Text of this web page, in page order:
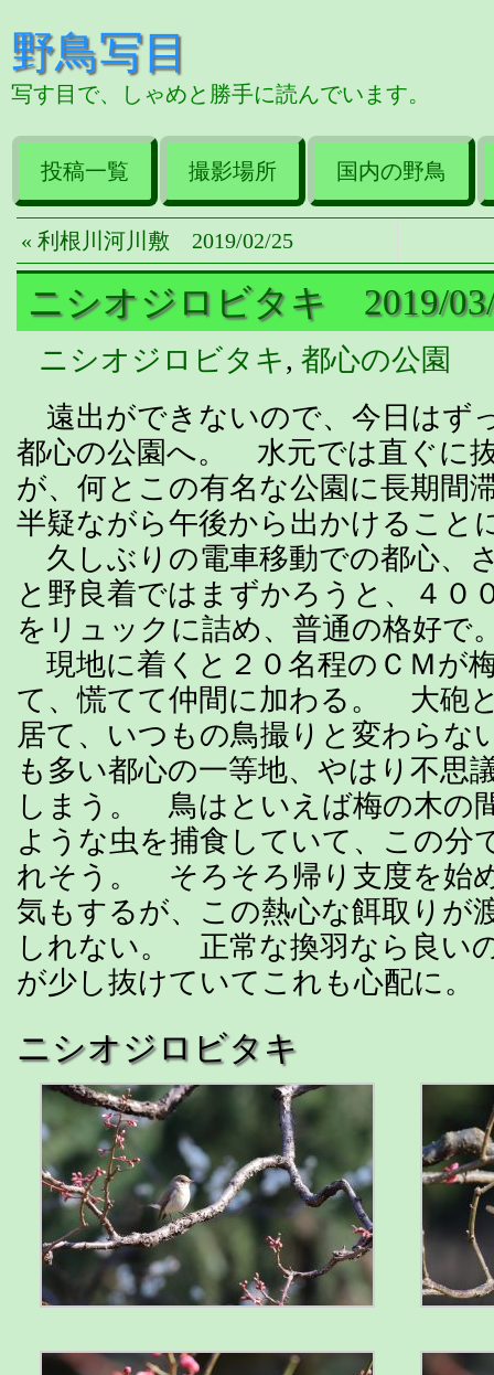
野鳥写目
写す目で、しゃめと勝手に読んでいます。
投稿一覧 撮影場所 国内の野鳥
« 利根川河川敷 2019/02/25
ニシオジロビタキ 2019/
ニシオジロビタキ, 都心の公園
遠出ができないので、今日はず
都心の公園へ。 水元では直ぐに
が、何とこの有名な公園に長期間
半疑ながら午後から出かけること
久しぶりの電車移動での都心、
と野良着ではまずかろうと、４０
をリュックに詰め、普通の格好で
現地に着くと２０名程のＣＭが
て、慌てて仲間に加わる。 大砲
居て、いつもの鳥撮りと変わら
も多い都心の一等地、やはり不思
しまう。 鳥はといえば梅の木の
ような虫を捕食していて、この分
れそう。 そろそろ帰り支度を始
気もするが、この熱心な餌取りが
しれない。 正常な換羽なら良い
が少し抜けていてこれも心配に。
ニシオジロビタキ